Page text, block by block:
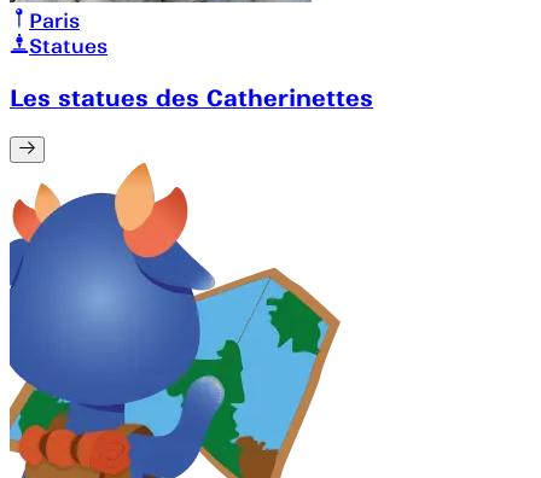
Paris
Statues
Les statues des Catherinettes